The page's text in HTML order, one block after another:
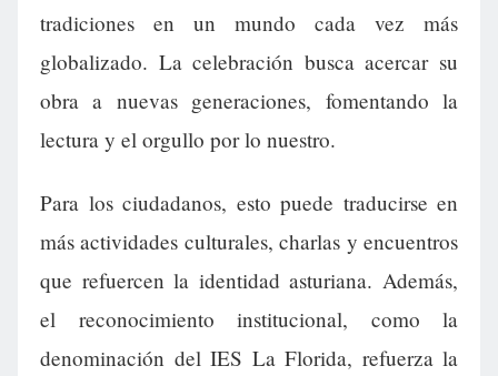
tradiciones en un mundo cada vez más
globalizado. La celebración busca acercar su
obra a nuevas generaciones, fomentando la
lectura y el orgullo por lo nuestro.
Para los ciudadanos, esto puede traducirse en
más actividades culturales, charlas y encuentros
que refuercen la identidad asturiana. Además,
el reconocimiento institucional, como la
denominación del IES La Florida, refuerza la